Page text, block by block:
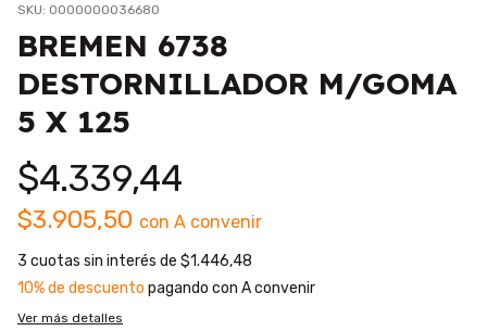
SKU: 0000000036680
BREMEN 6738
DESTORNILLADOR M/GOMA
5 X 125
$4.339,44
$3.905,50 con A convenir
3 cuotas sin interés de $1.446,48
10% de descuento pagando con A convenir
Ver más detalles